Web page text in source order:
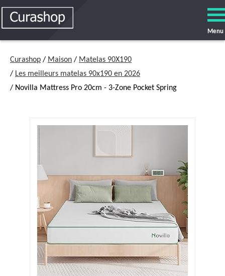
Menu
Curashop / Maison / Matelas 90X190
/ Les meilleurs matelas 90x190 en 2026
/ Novilla Mattress Pro 20cm - 3-Zone Pocket Spring